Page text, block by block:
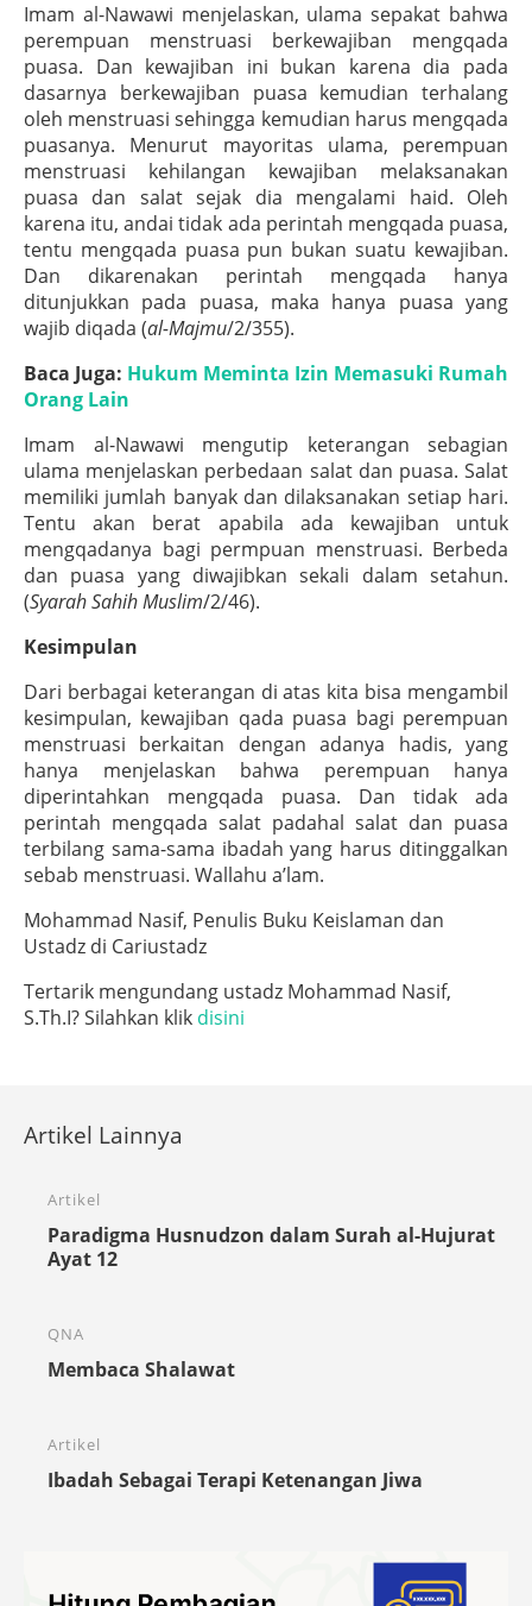
Imam al-Nawawi menjelaskan, ulama sepakat bahwa
perempuan menstruasi berkewajiban mengqada
puasa. Dan kewajiban ini bukan karena dia pada
dasarnya berkewajiban puasa kemudian terhalang
oleh menstruasi sehingga kemudian harus mengqada
puasanya. Menurut mayoritas ulama, perempuan
menstruasi kehilangan kewajiban melaksanakan
puasa dan salat sejak dia mengalami haid. Oleh
karena itu, andai tidak ada perintah mengqada puasa,
tentu mengqada puasa pun bukan suatu kewajiban.
Dan dikarenakan perintah mengqada hanya
ditunjukkan pada puasa, maka hanya puasa yang
wajib diqada (al-Majmu/2/355).
Baca Juga: Hukum Meminta Izin Memasuki Rumah
Orang Lain
Imam al-Nawawi mengutip keterangan sebagian
ulama menjelaskan perbedaan salat dan puasa. Salat
memiliki jumlah banyak dan dilaksanakan setiap hari.
Tentu akan berat apabila ada kewajiban untuk
mengqadanya bagi permpuan menstruasi. Berbeda
dan puasa yang diwajibkan sekali dalam setahun.
(Syarah Sahih Muslim/2/46).
Kesimpulan
Dari berbagai keterangan di atas kita bisa mengambil
kesimpulan, kewajiban qada puasa bagi perempuan
menstruasi berkaitan dengan adanya hadis, yang
hanya menjelaskan bahwa perempuan hanya
diperintahkan mengqada puasa. Dan tidak ada
perintah mengqada salat padahal salat dan puasa
terbilang sama-sama ibadah yang harus ditinggalkan
sebab menstruasi. Wallahu a’lam.
Mohammad Nasif, Penulis Buku Keislaman dan
Ustadz di Cariustadz
Tertarik mengundang ustadz Mohammad Nasif,
S.Th.I? Silahkan klik disini
Artikel Lainnya
Artikel
Paradigma Husnudzon dalam Surah al-Hujurat
Ayat 12
QNA
Membaca Shalawat
Artikel
Ibadah Sebagai Terapi Ketenangan Jiwa